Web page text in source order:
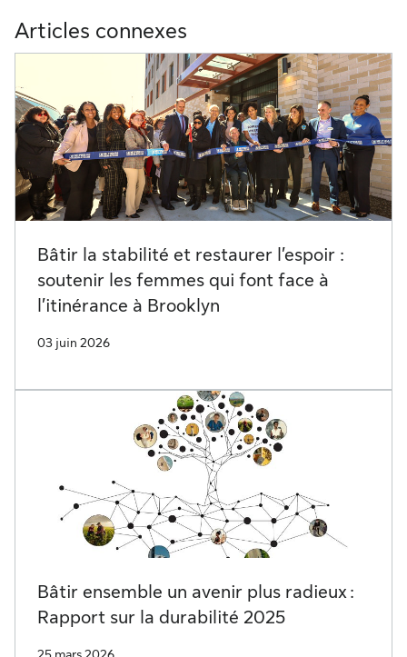
Articles connexes
Bâtir la stabilité et restaurer l’espoir :
soutenir les femmes qui font face à
l’itinérance à Brooklyn
03 juin 2026
Bâtir ensemble un avenir plus radieux :
Rapport sur la durabilité 2025